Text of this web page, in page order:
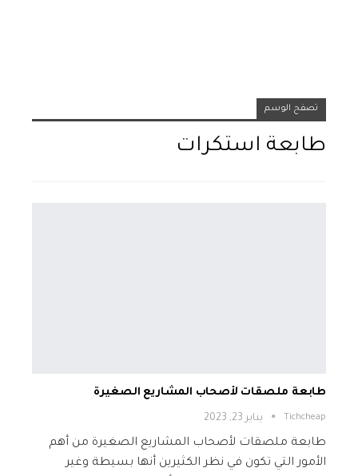
تصفح الوسم
طابعة استكرات
طابعة ملصقات لأصحاب المشاريع الصغيرة
Tichcheap يناير 23, 2023
طابعة ملصقات لأصحاب المشاريع الصغيرة من أهم
الأمور التي تكون في نظر الكثيرين أنها بسيطة وغير